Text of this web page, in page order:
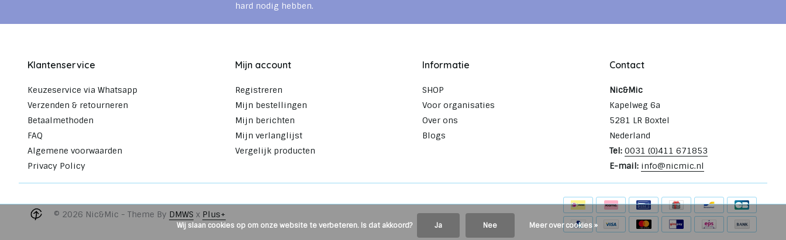
hard nodig hebben.
Klantenservice
Keuzeservice via Whatsapp
Verzenden & retourneren
Betaalmethoden
FAQ
Algemene voorwaarden
Privacy Policy
Mijn account
Registreren
Mijn bestellingen
Mijn berichten
Mijn verlanglijst
Vergelijk producten
Informatie
SHOP
Voor organisaties
Over ons
Blogs
Contact
Nic&Mic
Kapelweg 6a
5281 LR Boxtel
Nederland
Tel: 0031 (0)411 671853
E-mail: info@nicmic.nl
© 2026 Nic&Mic - Theme By DMWS x Plus+
Wij slaan cookies op om onze website te verbeteren. Is dat akkoord? Ja Nee Meer over cookies »